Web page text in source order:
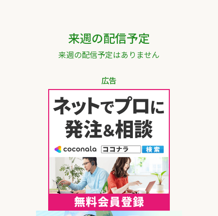
来週の配信予定
来週の配信予定はありません
広告